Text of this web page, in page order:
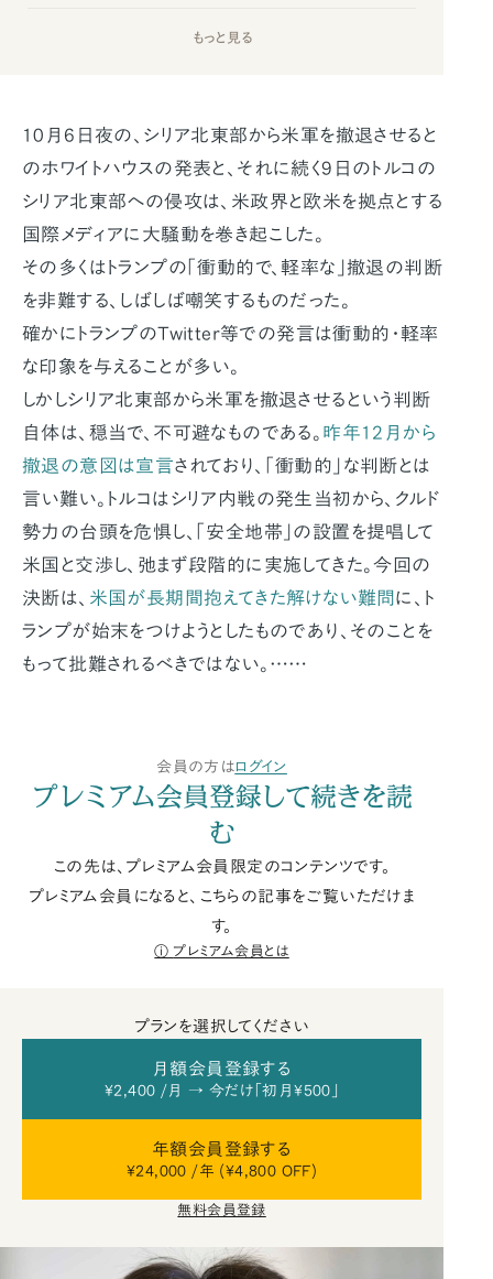
もっと見る
10月6日夜の、シリア北東部から米軍を撤退させると
のホワイトハウスの発表と、それに続く9日のトルコの
シリア北東部への侵攻は、米政界と欧米を拠点とする
国際メディアに大騒動を巻き起こした。
その多くはトランプの「衝動的で、軽率な」撤退の判断
を非難する、しばしば嘲笑するものだった。
確かにトランプのTwitter等での発言は衝動的・軽率
な印象を与えることが多い。
しかしシリア北東部から米軍を撤退させるという判断
自体は、穏当で、不可避なものである。 昨年12月から
撤退の意図は宣言されており、「衝動的」な判断とは
言い難い。トルコはシリア内戦の発生当初から、クルド
勢力の台頭を危惧し、「安全地帯」の設置を提唱して
米国と交渉し、弛まず段階的に実施してきた。今回の
決断は、 米国が長期間抱えてきた解けない難問に、ト
ランプが始末をつけようとしたものであり、そのことを
もって批難されるべきではない。……
会員の方はログイン
プレミアム会員登録して続きを読
む
この先は、プレミアム会員限定のコンテンツです。
プレミアム会員になると、こちらの記事をご覧いただけま
す。
プレミアム会員とは
プランを選択してください
月額会員登録する
¥2,400 /月 → 今だけ「初月¥500」
年額会員登録する
¥24,000 /年 (¥4,800 OFF)
無料会員登録